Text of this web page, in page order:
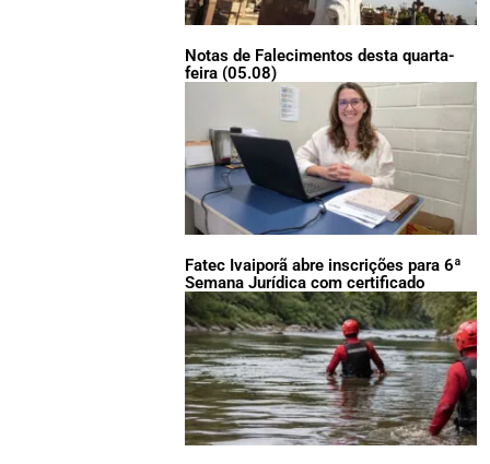
Notas de Falecimentos desta quarta-
feira (05.08)
Fatec Ivaiporã abre inscrições para 6ª
Semana Jurídica com certificado